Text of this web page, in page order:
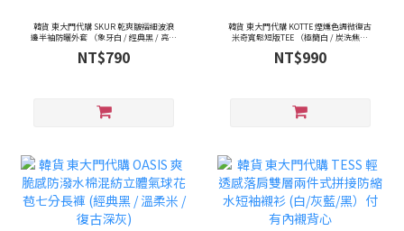
韓貨 東大門代購 SKUR 乾爽皺褶細波浪
邊半袖防曬外套 （象牙白 / 經典黑 / 亮眼
紅）
NT$790
韓貨 東大門代購 KOTTE 煙燻色調微復古
米奇寬鬆短版TEE （極簡白 / 炭洗焦糖
灰）
NT$990